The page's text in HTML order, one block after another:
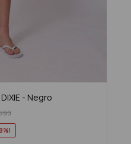
- Negro